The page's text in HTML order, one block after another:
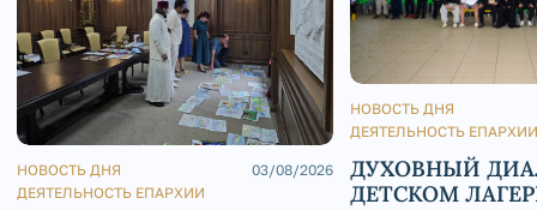
НОВОСТЬ ДНЯ
ДЕЯТЕЛЬНОСТЬ ЕПАРХИИ
03/08/2026
НОВОСТЬ ДНЯ
ДЕЯТЕЛЬНОСТЬ ЕПАРХИИ
ДУХОВНЫЙ
ДЕТСКОМ